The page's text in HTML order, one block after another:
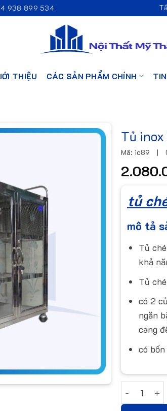
938 899 534
THIỆU CÁC SẢN PHẨM CHÍNH
Tủ inox
Mã: ic89 |
tủ
mô tả
Tủ
khả
Tủ
có 2
ngăn
cang
có